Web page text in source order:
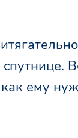
ему